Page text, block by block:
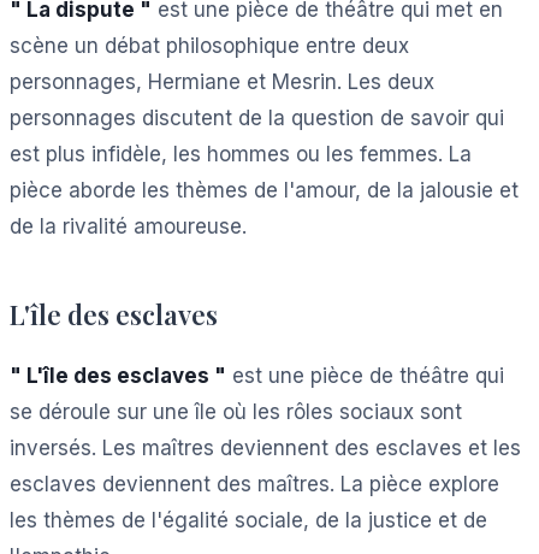
" La dispute " est une pièce de théâtre qui met en
scène un débat philosophique entre deux
personnages, Hermiane et Mesrin. Les deux
personnages discutent de la question de savoir qui
est plus infidèle, les hommes ou les femmes. La
pièce aborde les thèmes de l'amour, de la jalousie et
de la rivalité amoureuse.
L'île des esclaves
" L'île des esclaves " est une pièce de théâtre qui
se déroule sur une île où les rôles sociaux sont
inversés. Les maîtres deviennent des esclaves et les
esclaves deviennent des maîtres. La pièce explore
les thèmes de l'égalité sociale, de la justice et de